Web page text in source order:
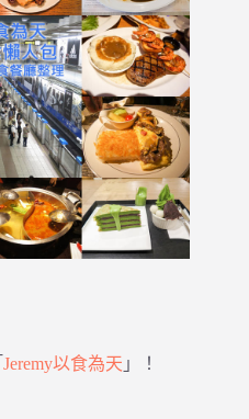
Jeremy以食為天 」！